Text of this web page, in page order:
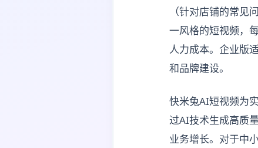
（针对店铺的常
一风格的短视频，
人力成本。企业版
和品牌建设。
快米兔AI短视频为
过AI技术生成高质
业务增长。对于中